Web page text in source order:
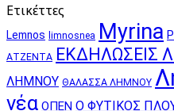
Ετικέττες
Lemnos limnosnea Myrina
ΑΤΖΕΝΤΑ ΕΚΔΗΛΩΣΕΙΣ
ΛΗΜΝΟΥ ΘΑΛΑΣΣΑ ΛΗΜΝΟΥ
νέα ΟΠΕΝ Ο ΦΥΤΙΚΟΣ